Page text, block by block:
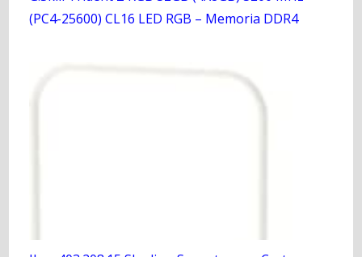
(PC4-25600) CL16 LED RGB – Memoria DDR4